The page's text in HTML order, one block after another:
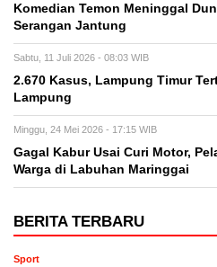
Komedian Temon Meninggal
Serangan Jantung
Sabtu, 11 Juli 2026 - 08:03 WIB
2.670 Kasus, Lampung Timur
Lampung
Minggu, 24 Mei 2026 - 17:15 WIB
Gagal Kabur Usai Curi Motor,
Warga di Labuhan Maringgai
BERITA TERBARU
Sport